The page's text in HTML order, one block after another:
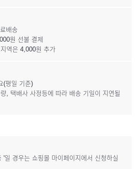
배송
원 선불 결제
역은 4,000원 추가
(평일 기준)
, 택배사 사정등에 따라 배송 기일이 지연될
'일 경우는 쇼핑몰 마이페이지에서 신청하실